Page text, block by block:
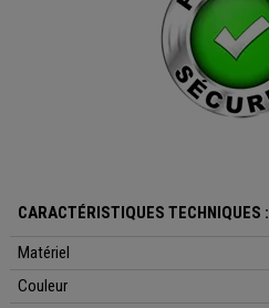
CARACTÉRISTIQUES TECHNIQUES :
Matériel
Couleur